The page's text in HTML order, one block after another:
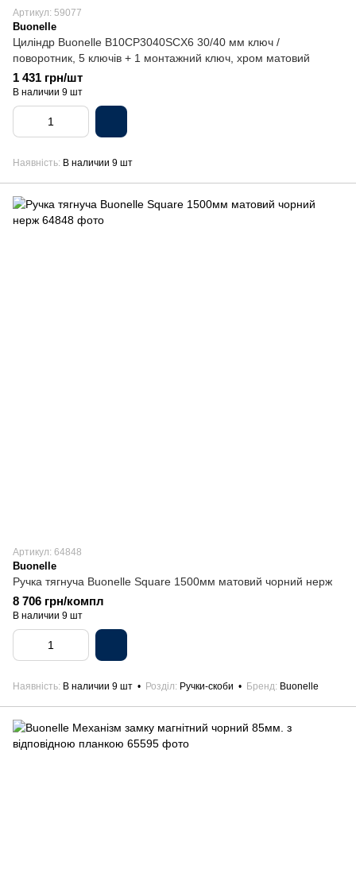
Артикул: 59077
Buonelle
Циліндр Buonellе B10CP3040SCX6 30/40 мм ключ /
поворотник, 5 ключів + 1 монтажний ключ, хром матовий
1 431 грн/шт
В наличии 9 шт
Наявність В наличии 9 шт
Артикул: 64848
Buonelle
Ручка тягнуча Buonelle Square 1500мм матовий чорний нерж
8 706 грн/компл
В наличии 9 шт
Наявність В наличии 9 шт Розділ Ручки-скоби Бренд Buonelle